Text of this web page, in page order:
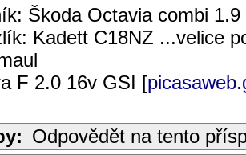
Škoda Octavia combi 1.9
Kadett C18NZ ...velice
F 2.0 16v GSI [
Odpovědět na tento